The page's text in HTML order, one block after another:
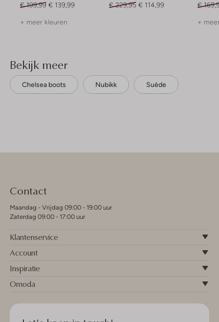
€ 199,99 € 139,99
+ meer kleuren
€ 229,95 € 114,99
€
+
Bekijk meer
Chelsea boots Nubikk Suède
Contact
Maandag - Vrijdag 09:00 - 19:00 uur
Zaterdag 09:00 - 17:00 uur
Klantenservice
Account
Inspiratie
Omoda